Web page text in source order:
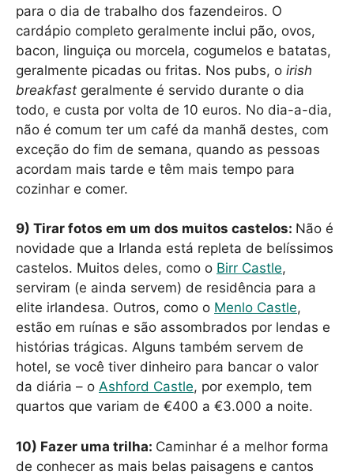
para o dia de trabalho dos fazendeiros. O
cardápio completo geralmente inclui pão, ovos,
bacon, linguiça ou morcela, cogumelos e batatas,
geralmente picadas ou fritas. Nos pubs, o irish
breakfast geralmente é servido durante o dia
todo, e custa por volta de 10 euros. No dia-a-dia,
não é comum ter um café da manhã destes, com
exceção do fim de semana, quando as pessoas
acordam mais tarde e têm mais tempo para
cozinhar e comer.
9) Tirar fotos em um dos muitos castelos: Não é
novidade que a Irlanda está repleta de belíssimos
castelos. Muitos deles, como o Birr Castle,
serviram (e ainda servem) de residência para a
elite irlandesa. Outros, como o Menlo Castle,
estão em ruínas e são assombrados por lendas e
histórias trágicas. Alguns também servem de
hotel, se você tiver dinheiro para bancar o valor
da diária – o Ashford Castle, por exemplo, tem
quartos que variam de €400 a €3.000 a noite.
10) Fazer uma trilha: Caminhar é a melhor forma
de conhecer as mais belas paisagens e cantos